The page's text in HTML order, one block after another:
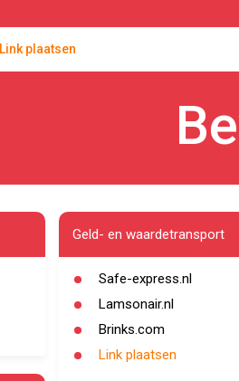
Link plaatsen
Geld- en waardetransport
Safe-express.nl
Lamsonair.nl
Brinks.com
Link plaatsen